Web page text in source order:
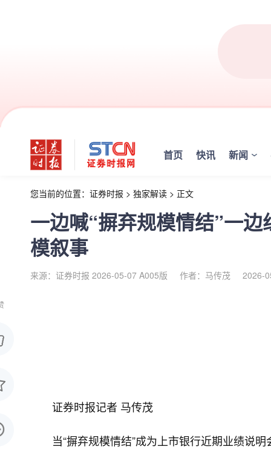
首页 快讯 新闻
您当前的位置： 证券时报 > 独家解读 > 正文
一边喊“摒弃规模情结”一
模叙事
来源：证券时报 2026-05-07 A005版 作者：马传茂 2026-
证券时报记者 马传茂
当“摒弃规模情结”成为上市银行近期业绩说